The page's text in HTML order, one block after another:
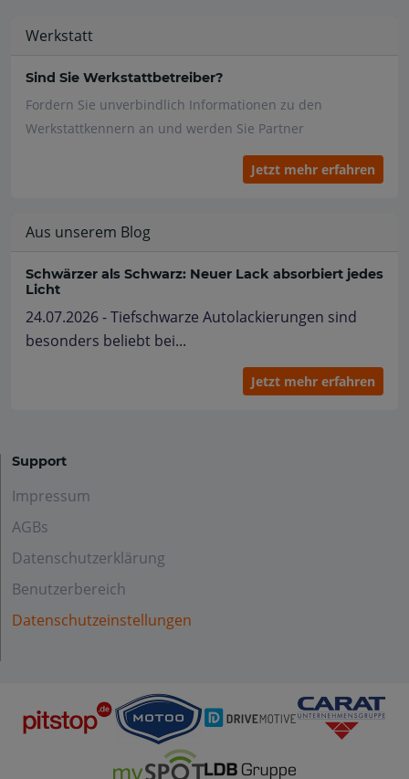
Werkstatt
Sind Sie Werkstattbetreiber?
Fordern Sie unverbindlich Informationen zu den
Werkstattkennern an und werden Sie Partner
Jetzt mehr erfahren
Aus unserem Blog
Schwärzer als Schwarz: Neuer Lack absorbiert jedes
Licht
24.07.2026 - Tiefschwarze Autolackierungen sind
besonders beliebt bei...
Jetzt mehr erfahren
Support
Impressum
AGBs
Datenschutzerklärung
Benutzerbereich
Datenschutzeinstellungen